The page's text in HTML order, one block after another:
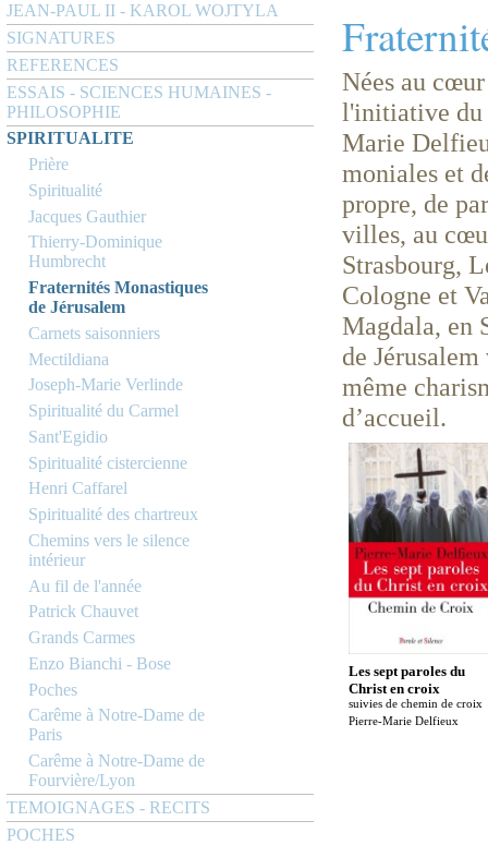
JEAN-PAUL II - KAROL WOJTYLA
SIGNATURES
REFERENCES
ESSAIS - SCIENCES HUMAINES -
PHILOSOPHIE
SPIRITUALITE
Prière
Spiritualité
Jacques Gauthier
Thierry-Dominique
Humbrecht
Fraternités Monastiques
de Jérusalem
Carnets saisonniers
Mectildiana
Joseph-Marie Verlinde
Spiritualité du Carmel
Sant'Egidio
Spiritualité cistercienne
Henri Caffarel
Spiritualité des chartreux
Chemins vers le silence
intérieur
Au fil de l'année
Patrick Chauvet
Grands Carmes
Enzo Bianchi - Bose
Poches
Carême à Notre-Dame de
Paris
Carême à Notre-Dame de
Fourvière/Lyon
TEMOIGNAGES - RECITS
POCHES
Nées au
l'initiative du
Marie
moniales et
propre, de
villes, au
Strasbourg,
Cologne et
Magdala, en
de
même
d’accueil.
Les sept paroles du
Christ en croix
suivies de chemin de croix
Pierre-Marie Delfieux